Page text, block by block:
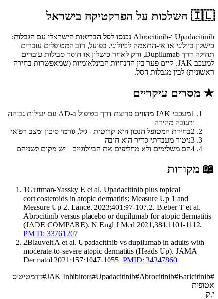
🇮🇱 השלכות על הפרקטיקה בישראל
Upadacitinib ו-Abrocitinib נכנסו לסל הבריאות הישראלי עם הגבלות:
כישלון ביולוגי או אי-התאמה לביולוגי. בפועל, רוב המטופלים עוברים
תחילה דרך Dupilumab, ורק לאחר כישלון או חוסר סבילות עוברים
למעכב JAK. קיים פער בין ההנחיות הבינלאומיות (שמאפשרות בחירה
ראשונית) לבין מגבלות הסל.
★ מסרים עיקריים
1
מעכבי JAK מהווים פריצת דרך בטיפול ב-AD עם יעילות גבוהה
ותגובה מהירה
2בחירת המטופל הנכון היא קריטית - גיל, גורמי סיכון ומצב רפואי
3ניטור מעבדתי סדיר הוא חובה
4הם משלימים ולא מחליפים את הביולוגיים - יש מקום לשניהם
📖 מקורות
1Guttman-Yassky E et al. Upadacitinib plus topical
corticosteroids in atopic dermatitis: Measure Up 1 and
Measure Up 2. Lancet 2023;401:97-107.2. Bieber T et al.
Abrocitinib versus placebo or dupilumab for atopic dermatitis
(JADE COMPARE). N Engl J Med 2021;384:1101-1112.
PMID: 33761207
2Blauvelt A et al. Upadacitinib vs dupilumab in adults with
moderate-to-severe atopic dermatitis (Heads Up). JAMA
Dermatol 2021;157:1047-1055. PMID: 34347860
#
JAK Inhibitors#Upadacitinib#Abrocitinib#Baricitinib
#דרמטיטיס
אטופית
י.ק